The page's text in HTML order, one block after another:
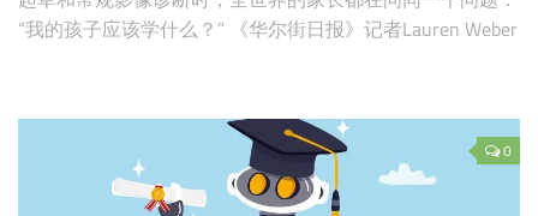
“我的孩子应该学什么？” 《华尔街日报》记者Lauren Weber
顶尖专家进行了深度对话。他们的回答，既是对传统教
0